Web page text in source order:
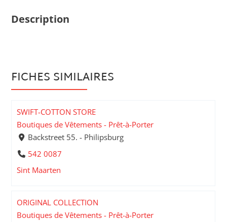
Description
FICHES SIMILAIRES
SWIFT-COTTON STORE
Boutiques de Vêtements - Prêt-à-Porter
Backstreet 55. - Philipsburg
542 0087
Sint Maarten
ORIGINAL COLLECTION
Boutiques de Vêtements - Prêt-à-Porter